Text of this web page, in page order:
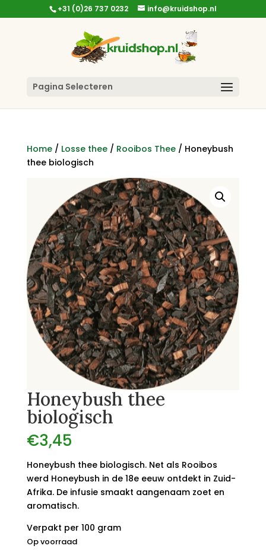
+31 (0)26 737 0232 info@kruidshop.nl
Pagina Selecteren
Home/ Losse thee/ Rooibos Thee/ Honeybush
thee biologisch
Honeybush thee
biologisch
€3,45
Honeybush thee biologisch. Net als Rooibos
werd Honeybush in de 18e eeuw ontdekt in Zuid-
Afrika. De infusie smaakt aangenaam zoet en
aromatisch.
Verpakt per 100 gram
Op voorraad